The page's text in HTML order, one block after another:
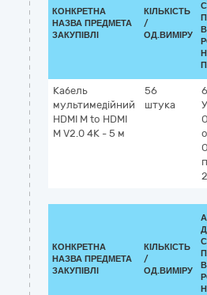
КОНКРЕТНА
НАЗВА ПРЕДМЕТА
ЗАКУПІВЛІ
КІЛЬКІСТЬ
/
ОД.ВИМІРУ
Кабель
мультимедійний
HDMI M to HDMI
M V2.0 4K - 5 м
56
штука
КОНКРЕТНА
НАЗВА ПРЕДМЕТА
ЗАКУПІВЛІ
КІЛЬКІСТЬ
/
ОД.ВИМІРУ